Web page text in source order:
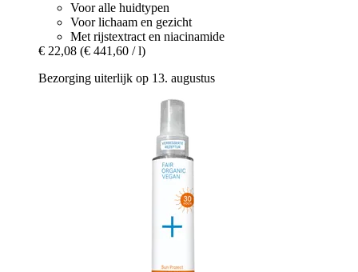
Voor alle huidtypen
Voor lichaam en gezicht
Met rijstextract en niacinamide
€ 22,08 (€ 441,60 / l)
Bezorging uiterlijk op 13. augustus